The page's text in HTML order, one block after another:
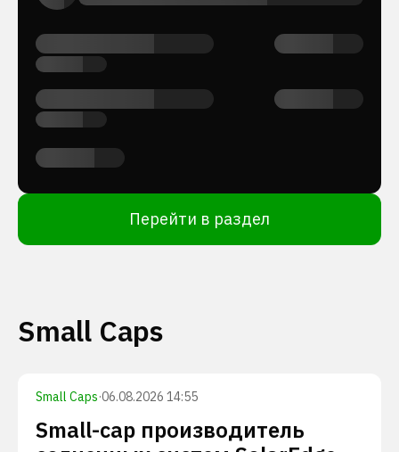
Перейти в раздел
Small Caps
Small Caps·06.08.2026 14:55
Small-cap производитель